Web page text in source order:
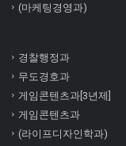
(마케팅경영과)
경찰행정과
무도경호과
게임콘텐츠과[3년제]
게임콘텐츠과
(라이프디자인학과)